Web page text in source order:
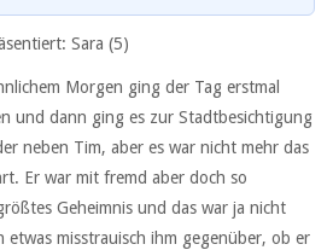
Sara (5)
Morgen ging der Tag erstmal
und dann ging es zur Stadtbesichtigung
neben Tim, aber es war nicht mehr das
Er war mit fremd aber doch so
Geheimnis und das war ja nicht
etwas misstrauisch ihm gegenüber, ob er